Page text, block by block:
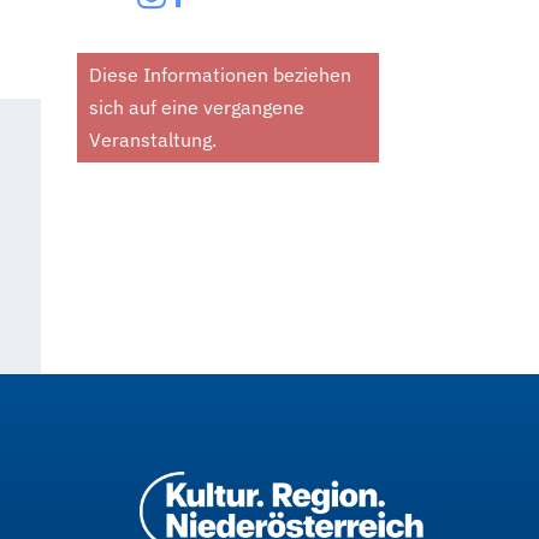
Diese Informationen beziehen
sich auf eine vergangene
Veranstaltung.